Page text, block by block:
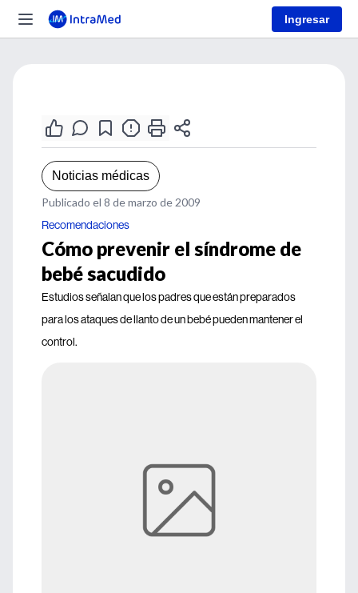
Ingresar
Noticias médicas
Publicado el 8 de marzo de 2009
Recomendaciones
Cómo prevenir el síndrome de
bebé sacudido
Estudios señalan que los padres que están preparados
para los ataques de llanto de un bebé pueden mantener el
control.